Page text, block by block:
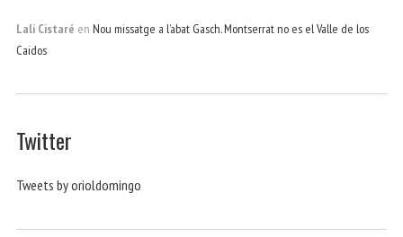
Lali Cistaré en Nou missatge a l’abat Gasch. Montserrat no es el Valle de los
Caidos
Twitter
Tweets by orioldomingo